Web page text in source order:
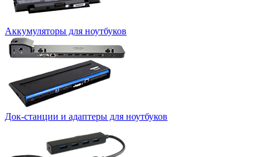
Аккумуляторы для ноутбуков
Док-станции и адаптеры для ноутбуков